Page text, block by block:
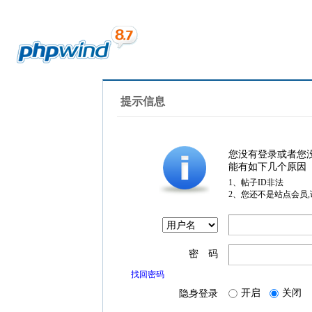
提示信息
您没有登录或者您
能有如下几个原因
1、帖子ID非法
2、您还不是站点会员
密 码
找回密码
隐身登录 开启 关闭